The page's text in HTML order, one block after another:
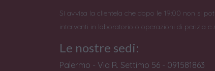
Si avvisa la clientela che dopo le 19:00 non si
interventi in laboratorio o operazioni di perizia e
Le nostre sedi:
Palermo - Via R. Settimo 56 - 091581863